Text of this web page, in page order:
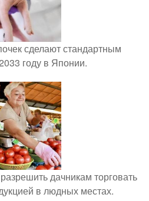
сделают стандартным
году в Японии.
дачникам торговать
в людных местах.